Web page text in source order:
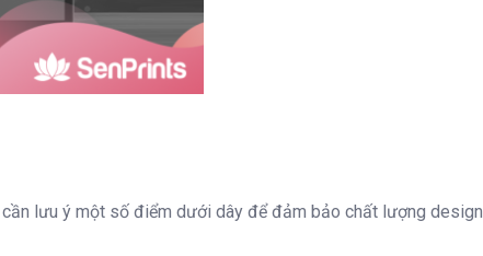
lưu ý một số điểm dưới dây để đảm bảo chất lượng design